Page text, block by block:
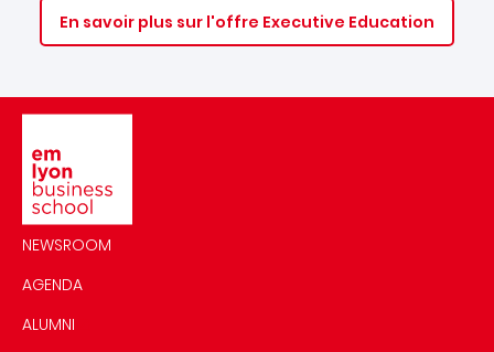
En savoir plus sur l'offre Executive Education
NEWSROOM
AGENDA
ALUMNI